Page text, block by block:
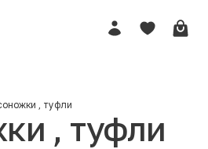
, туфли
, туфли